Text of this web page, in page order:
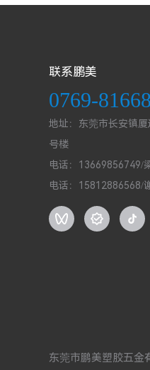
联系鹏美
0769-
地址：东莞市长安镇厦
号楼
电话：13669856749/
电话：15812886568/
东莞市鹏美塑胶五